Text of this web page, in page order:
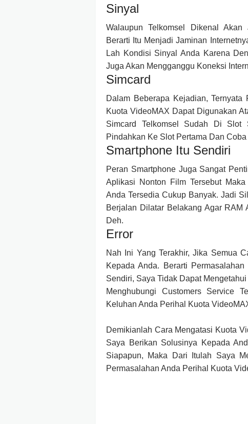
Sinyal
Walaupun Telkomsel Dikenal
Berarti Itu Menjadi Jaminan
Lah Kondisi Sinyal Anda Karena
Juga Akan Mengganggu Koneksi
Simcard
Dalam Beberapa Kejadian,
Kuota VideoMAX Dapat Digunakan
Simcard Telkomsel Sudah Di Slot
Pindahkan Ke Slot Pertama Dan
Smartphone Itu Sendiri
Peran Smartphone Juga Sangat
Aplikasi Nonton Film Tersebut
Anda Tersedia Cukup Banyak. Jadi
Berjalan Dilatar Belakang Agar
Deh.
Error
Nah Ini Yang Terakhir, Jika Semua
Kepada Anda. Berarti
Sendiri, Saya Tidak Dapat
Menghubungi Customers Service
Keluhan Anda Perihal Kuota
Demikianlah Cara Mengatasi Kuota
Saya Berikan Solusinya Kepada
Siapapun, Maka Dari Itulah Saya
Permasalahan Anda Perihal Kuota